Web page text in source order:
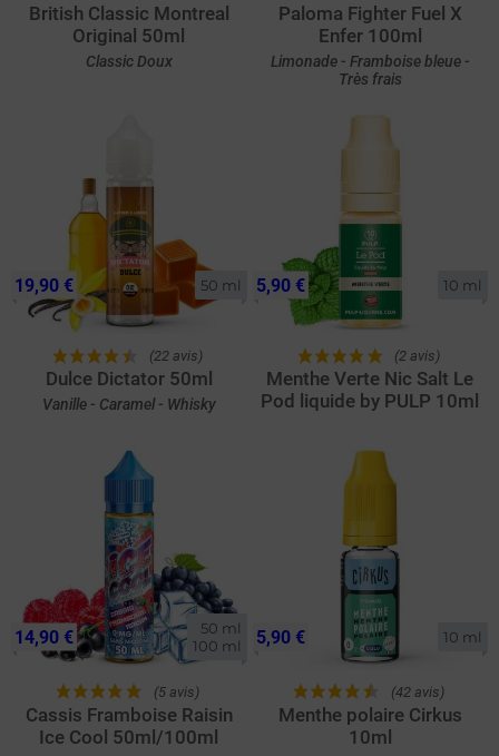
British Classic Montreal
Original 50ml
Classic Doux
Paloma Fighter Fuel X
Enfer 100ml
Limonade - Framboise bleue -
Très frais
50 ml
(22 avis)
Dulce Dictator 50ml
Vanille - Caramel - Whisky
19,90 € 10 ml
(2 avis)
Menthe Verte Nic Salt Le
Pod liquide by PULP 10ml
5,90 €
50 ml
100 ml
(5 avis)
Cassis Framboise Raisin
Ice Cool 50ml/100ml
14,90 € 10 ml
(42 avis)
Menthe polaire Cirkus
10ml
5,90 €